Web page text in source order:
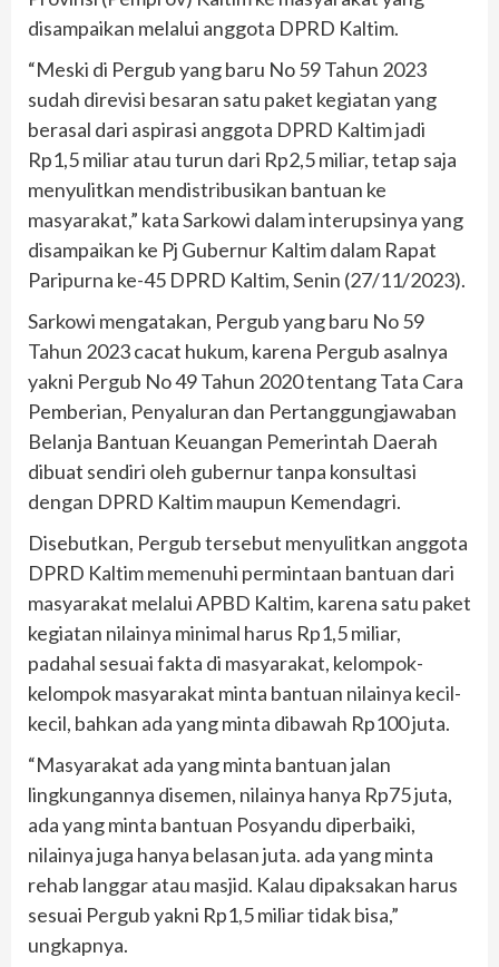
disampaikan melalui anggota DPRD Kaltim.
“Meski di Pergub yang baru No 59 Tahun 2023
sudah direvisi besaran satu paket kegiatan yang
berasal dari aspirasi anggota DPRD Kaltim jadi
Rp1,5 miliar atau turun dari Rp2,5 miliar, tetap saja
menyulitkan mendistribusikan bantuan ke
masyarakat,” kata Sarkowi dalam interupsinya yang
disampaikan ke Pj Gubernur Kaltim dalam Rapat
Paripurna ke-45 DPRD Kaltim, Senin (27/11/2023).
Sarkowi mengatakan, Pergub yang baru No 59
Tahun 2023 cacat hukum, karena Pergub asalnya
yakni Pergub No 49 Tahun 2020 tentang Tata Cara
Pemberian, Penyaluran dan Pertanggungjawaban
Belanja Bantuan Keuangan Pemerintah Daerah
dibuat sendiri oleh gubernur tanpa konsultasi
dengan DPRD Kaltim maupun Kemendagri.
Disebutkan, Pergub tersebut menyulitkan anggota
DPRD Kaltim memenuhi permintaan bantuan dari
masyarakat melalui APBD Kaltim, karena satu paket
kegiatan nilainya minimal harus Rp1,5 miliar,
padahal sesuai fakta di masyarakat, kelompok-
kelompok masyarakat minta bantuan nilainya kecil-
kecil, bahkan ada yang minta dibawah Rp100 juta.
“Masyarakat ada yang minta bantuan jalan
lingkungannya disemen, nilainya hanya Rp75 juta,
ada yang minta bantuan Posyandu diperbaiki,
nilainya juga hanya belasan juta. ada yang minta
rehab langgar atau masjid. Kalau dipaksakan harus
sesuai Pergub yakni Rp1,5 miliar tidak bisa,”
ungkapnya.